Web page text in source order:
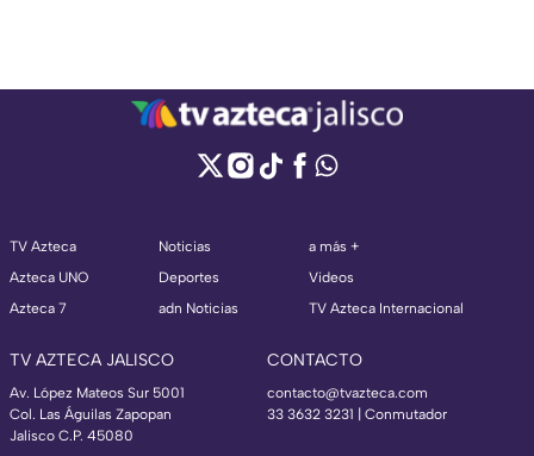
TV Azteca
Azteca UNO
Azteca 7
Noticias
Deportes
adn Noticias
a más +
Videos
TV Azteca Internacional
TV AZTECA JALISCO
Av. López Mateos Sur 5001
Col. Las Águilas Zapopan
Jalisco C.P. 45080
CONTACTO
contacto@tvazteca.com
33 3632 3231 | Conmutador